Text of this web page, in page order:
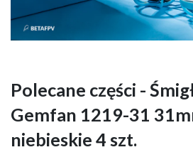
Polecane części -
Gemfan 1219-31
niebieskie 4 szt.